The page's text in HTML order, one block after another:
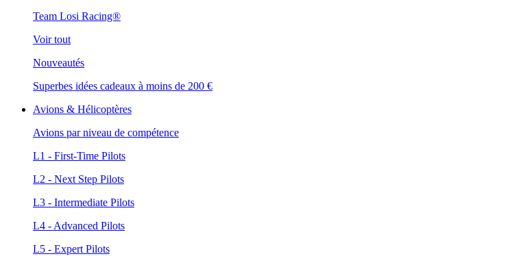
Team Losi Racing®
Voir tout
Nouveautés
Superbes idées cadeaux à moins de 200 €
Avions & Hélicoptères
Avions par niveau de compétence
L1 - First-Time Pilots
L2 - Next Step Pilots
L3 - Intermediate Pilots
L4 - Advanced Pilots
L5 - Expert Pilots